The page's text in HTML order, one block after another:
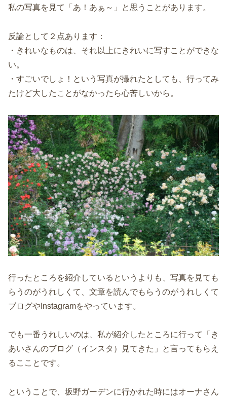
私の写真を見て「あ！あぁ～」と思うことがあります。
反論として２点あります：
・きれいなものは、それ以上にきれいに写すことができな
い。
・すごいでしょ！という写真が撮れたとしても、行ってみ
たけど大したことがなかったら心苦しいから。
行ったところを紹介しているというよりも、写真を見ても
らうのがうれしくて、文章を読んでもらうのがうれしくて
ブログやInstagramをやっています。
でも一番うれしいのは、私が紹介したところに行って「き
あいさんのブログ（インスタ）見てきた」と言ってもらえ
るこことです。
ということで、坂野ガーデンに行かれた時にはオーナさん